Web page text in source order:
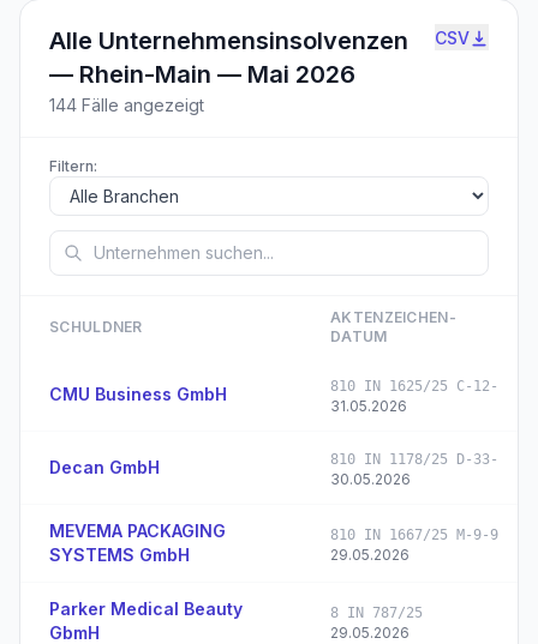
Alle Unternehmensinsolvenzen
— Rhein-Main — Mai 2026
144 Fälle angezeigt
CSV
Filtern:
SCHULDNER
AKTENZEICHEN­
DATUM
CMU Business GmbH 810 IN 1625/25 C-12-
31.05.2026
Decan GmbH 810 IN 1178/25 D-33-
30.05.2026
MEVEMA PACKAGING
SYSTEMS GmbH
810 IN 1667/25 M-9-9
29.05.2026
Parker Medical Beauty
GbmH
8 IN 787/25
29.05.2026